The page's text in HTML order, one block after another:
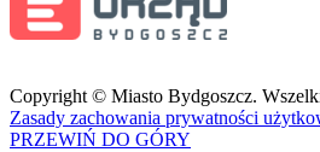
Copyright © Miasto Bydgoszcz.
Zasady zachowania prywatności
PRZEWIŃ DO GÓRY